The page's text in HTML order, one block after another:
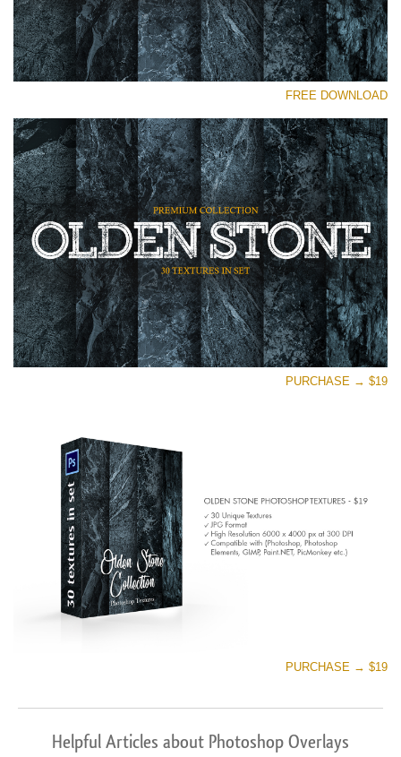
رجاء اختر
Small 800*533px
Olden Stone
(30 Overlays)
Large 6000*4000px
Entire Collection
(1783 Overlays)
Large 6000*4000px
تنزيل مجاني
FREE DOWNLOAD
PURCHASE → $19
PURCHASE → $19
Helpful Articles about Photoshop Overlays